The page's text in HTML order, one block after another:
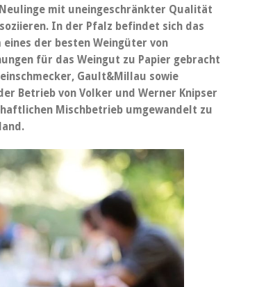
mit uneingeschränkter Qualität
In der Pfalz befindet sich das
der besten Weingüter von
für das Weingut zu Papier gebracht
Gault&Millau sowie
Betrieb von Volker und Werner Knipser
Mischbetrieb umgewandelt zu